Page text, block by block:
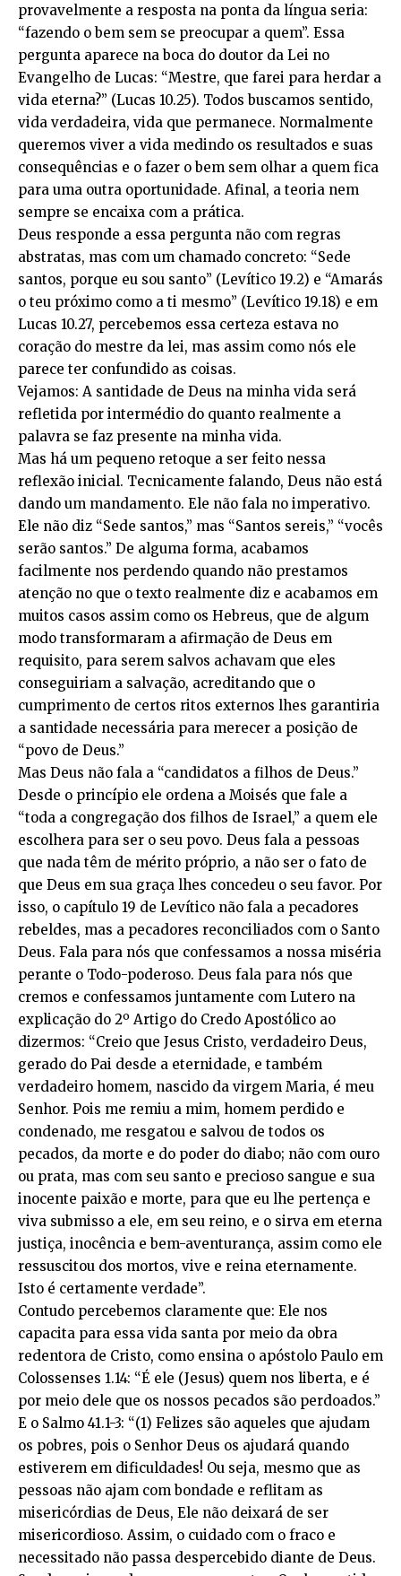
provavelmente a resposta na ponta da língua seria:
“fazendo o bem sem se preocupar a quem”. Essa
pergunta aparece na boca do doutor da Lei no
Evangelho de Lucas: “Mestre, que farei para herdar a
vida eterna?” (Lucas 10.25). Todos buscamos sentido,
vida verdadeira, vida que permanece. Normalmente
queremos viver a vida medindo os resultados e suas
consequências e o fazer o bem sem olhar a quem fica
para uma outra oportunidade. Afinal, a teoria nem
sempre se encaixa com a prática.
Deus responde a essa pergunta não com regras
abstratas, mas com um chamado concreto: “Sede
santos, porque eu sou santo” (Levítico 19.2) e “Amarás
o teu próximo como a ti mesmo” (Levítico 19.18) e em
Lucas 10.27, percebemos essa certeza estava no
coração do mestre da lei, mas assim como nós ele
parece ter confundido as coisas.
Vejamos: A santidade de Deus na minha vida será
refletida por intermédio do quanto realmente a
palavra se faz presente na minha vida.
Mas há um pequeno retoque a ser feito nessa
reflexão inicial. Tecnicamente falando, Deus não está
dando um mandamento. Ele não fala no imperativo.
Ele não diz “Sede santos,” mas “Santos sereis,” “vocês
serão santos.” De alguma forma, acabamos
facilmente nos perdendo quando não prestamos
atenção no que o texto realmente diz e acabamos em
muitos casos assim como os Hebreus, que de algum
modo transformaram a afirmação de Deus em
requisito, para serem salvos achavam que eles
conseguiriam a salvação, acreditando que o
cumprimento de certos ritos externos lhes garantiria
a santidade necessária para merecer a posição de
“povo de Deus.”
Mas Deus não fala a “candidatos a filhos de Deus.”
Desde o princípio ele ordena a Moisés que fale a
“toda a congregação dos filhos de Israel,” a quem ele
escolhera para ser o seu povo. Deus fala a pessoas
que nada têm de mérito próprio, a não ser o fato de
que Deus em sua graça lhes concedeu o seu favor. Por
isso, o capítulo 19 de Levítico não fala a pecadores
rebeldes, mas a pecadores reconciliados com o Santo
Deus. Fala para nós que confessamos a nossa miséria
perante o Todo-poderoso. Deus fala para nós que
cremos e confessamos juntamente com Lutero na
explicação do 2º Artigo do Credo Apostólico ao
dizermos: “Creio que Jesus Cristo, verdadeiro Deus,
gerado do Pai desde a eternidade, e também
verdadeiro homem, nascido da virgem Maria, é meu
Senhor. Pois me remiu a mim, homem perdido e
condenado, me resgatou e salvou de todos os
pecados, da morte e do poder do diabo; não com ouro
ou prata, mas com seu santo e precioso sangue e sua
inocente paixão e morte, para que eu lhe pertença e
viva submisso a ele, em seu reino, e o sirva em eterna
justiça, inocência e bem-aventurança, assim como ele
ressuscitou dos mortos, vive e reina eternamente.
Isto é certamente verdade”.
Contudo percebemos claramente que: Ele nos
capacita para essa vida santa por meio da obra
redentora de Cristo, como ensina o apóstolo Paulo em
Colossenses 1.14: “É ele (Jesus) quem nos liberta, e é
por meio dele que os nossos pecados são perdoados.”
E o Salmo 41.1-3: “(1) Felizes são aqueles que ajudam
os pobres, pois o Senhor Deus os ajudará quando
estiverem em dificuldades! Ou seja, mesmo que as
pessoas não ajam com bondade e reflitam as
misericórdias de Deus, Ele não deixará de ser
misericordioso. Assim, o cuidado com o fraco e
necessitado não passa despercebido diante de Deus.